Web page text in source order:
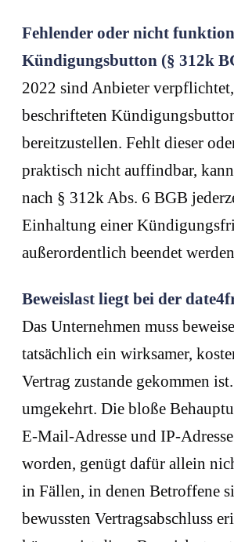
Fehlender oder nicht
Kündigungsbutton (§ 312k
2022 sind Anbieter
beschrifteten
bereitzustellen. Fehlt dieser
praktisch nicht auffindbar,
nach § 312k Abs. 6 BGB
Einhaltung einer
außerordentlich beendet
Beweislast liegt bei der
Das Unternehmen muss
tatsächlich ein wirksamer,
Vertrag zustande gekommen
umgekehrt. Die bloße
E-Mail-Adresse und IP-
worden, genügt dafür allein
in Fällen, in denen Betroffene
bewussten Vertragsabschluss